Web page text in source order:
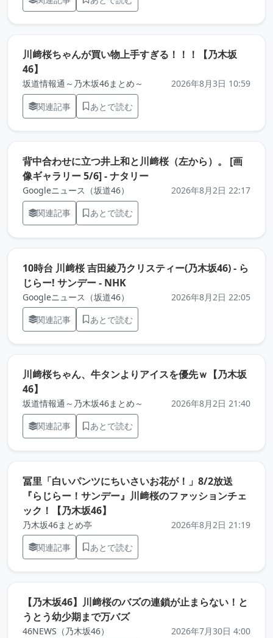
川﨑桜ちゃんが買い物上手すぎる！！！【乃木坂
46】
坂道情報通～乃木坂46まとめ～
2026年8月3日 10:59
関連記事
あとで読む
背中合わせに立つ井上和と川﨑桜（左から）。 [画
像ギャラリー 5/6] - ナタリー（元記事を新しいタブで開
Googleニュース（坂道46）
2026年8月2日 22:17
関連記事
あとで読む
10時台 川﨑桜 吉田綾乃クリスティー(乃木坂46) - ら
じらー! サンデー - NHK（元記事を新しいタブで開きま
Googleニュース（坂道46）
2026年8月2日 22:05
関連記事
あとで読む
川﨑桜ちゃん、牛タンよりアイスを優先ｗ【乃木坂
46】
坂道情報通～乃木坂46まとめ～
2026年8月2日 21:40
関連記事
あとで読む
冨里「白いパンツにちいさいお花が！」8/2放送
『らじらー！サンデー』川﨑桜のファッションチェ
ック！【乃木坂46】
乃木坂46まとめ亭
2026年8月2日 21:19
関連記事
あとで読む
【乃木坂46】川﨑桜のバズの連鎖が止まらない！と
うとう幼少期まで万バズ（元記事を新しいタブで開きま
46NEWS（乃木坂46）
2026年7月30日 4:00